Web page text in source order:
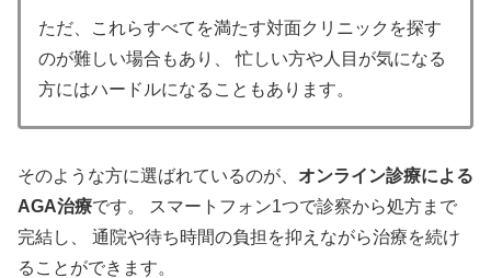
ただ、これらすべてを満たす対面クリニックを探す
のが難しい場合もあり、 忙しい方や人目が気になる
方にはハードルになることもあります。
そのような方に選ばれているのが、 オンライン診療による
AGA治療です。 スマートフォン1つで診察から処方まで
完結し、 通院や待ち時間の負担を抑えながら治療を続け
ることができます。